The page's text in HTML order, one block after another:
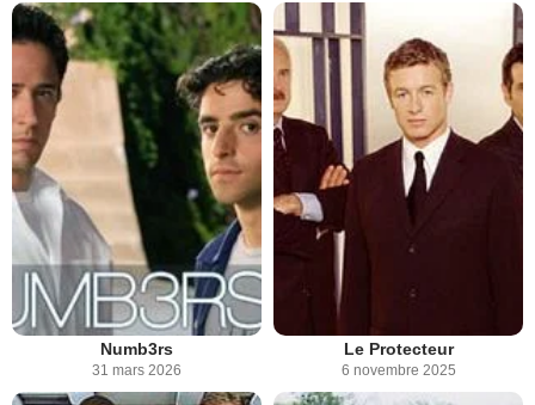
Numb3rs
31 mars 2026
Le Protecteur
6 novembre 2025